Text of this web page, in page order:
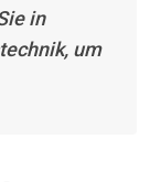
in
um